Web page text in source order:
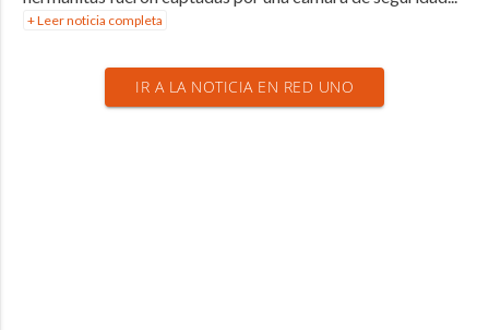
+ Leer noticia completa
IR A LA NOTICIA EN RED UNO